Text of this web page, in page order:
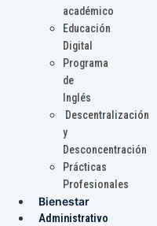
académico
Educación
Digital
Programa
de
Inglés
Descentralización
y
Desconcentración
Prácticas
Profesionales
Bienestar
Administrativo